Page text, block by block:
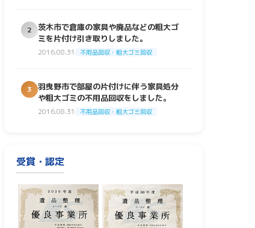
2
茨木市で倉庫の家具や廃品などの粗大ゴ
ミを片付け引き取りしました。
2016.08.31 不用品回収・粗大ゴミ回収
3
羽曳野市で部屋の片付けに伴う家具処分
や粗大ゴミの不用品回収をしました。
2016.08.31 不用品回収・粗大ゴミ回収
受賞・認定